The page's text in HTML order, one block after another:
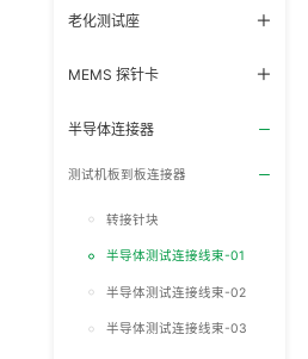
老化测试座
MEMS 探针卡
半导体连接器
测试机板到板连接器
转接针块
半导体测试连接线束-01
半导体测试连接线束-02
半导体测试连接线束-03